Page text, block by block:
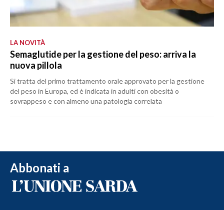
LA NOVITÀ
Semaglutide per la gestione del peso: arriva la
nuova pillola
Si tratta del primo trattamento orale approvato per la gestione
del peso in Europa, ed è indicata in adulti con obesità o
sovrappeso e con almeno una patologia correlata
Abbonati a